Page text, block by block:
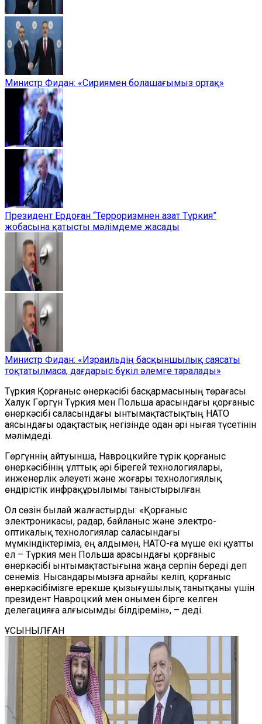
Министр Фидан: «Сириямен болашағымыз ортақ»
Президент Ердоған “Терроризмнен азат Түркия”
жобасына қатысты мәлімдеме жасады
Министр Фидан: «Израильдің басқыншылық саясаты
тоқтатылмаса, дағдарыс бүкіл әлемге таралады»
Түркия Қорғаныс өнеркәсібі басқармасының төрағасы
Халук Гөргүн Түркия мен Польша арасындағы қорғаныс
өнеркәсібі саласындағы ынтымақтастықтың НАТО
аясындағы одақтастық негізінде одан әрі нығая түсетінін
мәлімдеді.
Гөргүннің айтуынша, Навроцкийге түрік қорғаныс
өнеркәсібінің ұлттық әрі бірегей технологиялары,
инженерлік әлеуеті және жоғары технологиялық
өндірістік инфрақұрылымы таныстырылған.
Ол сөзін былай жалғастырды: «Қорғаныс
электроникасы, радар, байланыс және электро-
оптикалық технологиялар саласындағы
мүмкіндіктеріміз, ең алдымен, НАТО-ға мүше екі қуатты
ел – Түркия мен Польша арасындағы қорғаныс
өнеркәсібі ынтымақтастығына жаңа серпін береді деп
сенеміз. Нысандарымызға арнайы келіп, қорғаныс
өнеркәсібімізге ерекше қызығушылық танытқаны үшін
президент Навроцкий мен онымен бірге келген
делегацияға алғысымды білдіремін», – деді.
ҰСЫНЫЛҒАН